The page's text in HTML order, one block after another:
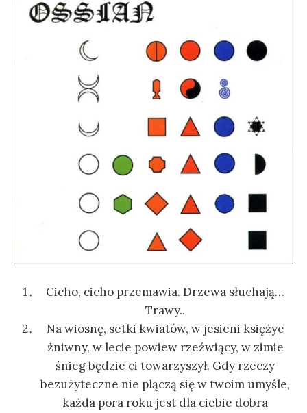
Cicho, cicho przemawia. Drzewa słuchają…
Trawy..
Na wiosnę, setki kwiatów, w jesieni księżyc
żniwny, w lecie powiew rzeźwiący, w zimie
śnieg będzie ci towarzyszył. Gdy rzeczy
bezużyteczne nie plączą się w twoim umyśle,
każda pora roku jest dla ciebie dobra